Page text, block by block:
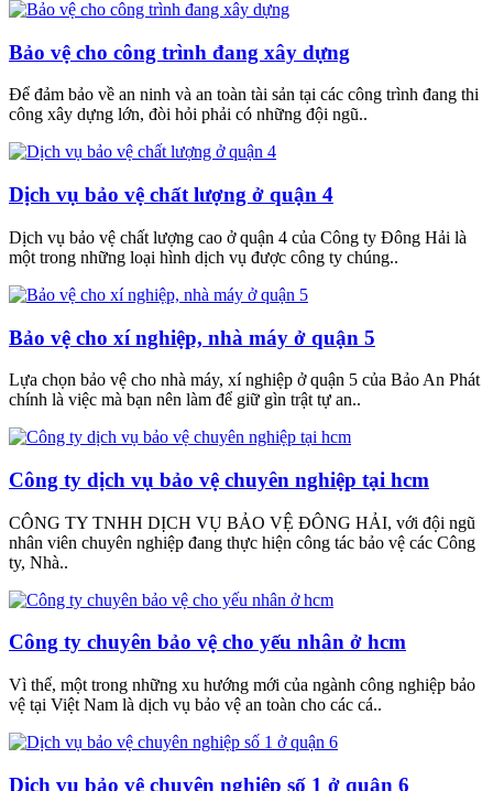
Bảo vệ cho công trình đang xây dựng
Để đảm bảo về an ninh và an toàn tài sản tại các công trình đang thi
công xây dựng lớn, đòi hỏi phải có những đội ngũ..
Dịch vụ bảo vệ chất lượng ở quận 4
Dịch vụ bảo vệ chất lượng cao ở quận 4 của Công ty Đông Hải là
một trong những loại hình dịch vụ được công ty chúng..
Bảo vệ cho xí nghiệp, nhà máy ở quận 5
Lựa chọn bảo vệ cho nhà máy, xí nghiệp ở quận 5 của Bảo An Phát
chính là việc mà bạn nên làm để giữ gìn trật tự an..
Công ty dịch vụ bảo vệ chuyên nghiệp tại hcm
CÔNG TY TNHH DỊCH VỤ BẢO VỆ ĐÔNG HẢI, với đội ngũ
nhân viên chuyên nghiệp đang thực hiện công tác bảo vệ các Công
ty, Nhà..
Công ty chuyên bảo vệ cho yếu nhân ở hcm
Vì thế, một trong những xu hướng mới của ngành công nghiệp bảo
vệ tại Việt Nam là dịch vụ bảo vệ an toàn cho các cá..
Dịch vụ bảo vệ chuyên nghiệp số 1 ở quận 6